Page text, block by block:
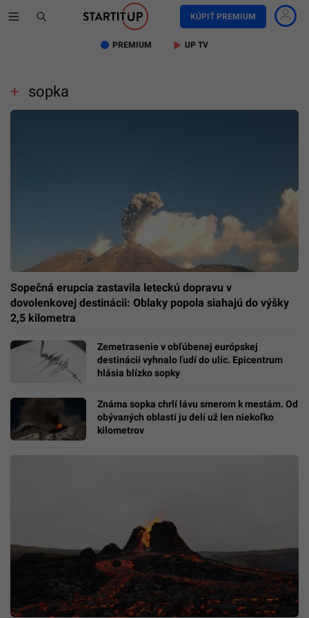
KÚPIŤ PREMIUM
PREMIUM UP TV
sopka
Sopečná erupcia zastavila leteckú dopravu v
dovolenkovej destinácii: Oblaky popola siahajú do výšky
2,5 kilometra
Zemetrasenie v obľúbenej európskej
destinácii vyhnalo ľudí do ulíc. Epicentrum
hlásia blízko sopky
Známa sopka chrlí lávu smerom k mestám. Od
obývaných oblastí ju delí už len niekoľko
kilometrov